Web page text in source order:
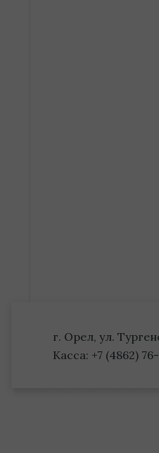
г. Орел, ул.
Касса: +7 (4862)